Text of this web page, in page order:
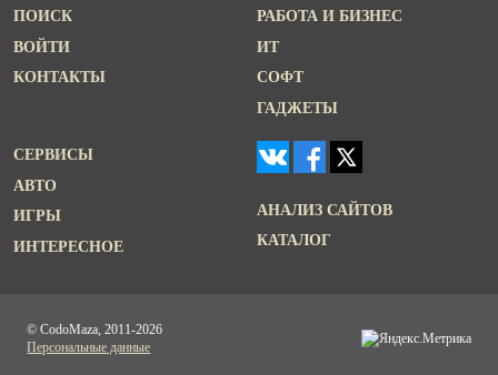
ПОИСК
ВОЙТИ
КОНТАКТЫ
РАБОТА И БИЗНЕС
ИТ
СОФТ
ГАДЖЕТЫ
СЕРВИСЫ
АВТО
ИГРЫ
ИНТЕРЕСНОЕ
АНАЛИЗ САЙТОВ
КАТАЛОГ
© CodoMaza, 2011-2026
Персональные данные